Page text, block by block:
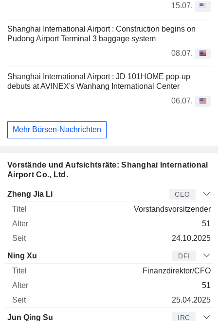
15.07.
Shanghai International Airport : Construction begins on
Pudong Airport Terminal 3 baggage system
08.07.
Shanghai International Airport : JD 101HOME pop-up
debuts at AVINEX's Wanhang International Center
06.07.
Mehr Börsen-Nachrichten
Vorstände und Aufsichtsräte: Shanghai International
Airport Co., Ltd.
Manager Titel
Zheng Jia Li CEO
Vorstandsvorsitzender
51
24.10.2025
Ning Xu DFI
Finanzdirektor/CFO
51
25.04.2025
Jun Qing Su IRC